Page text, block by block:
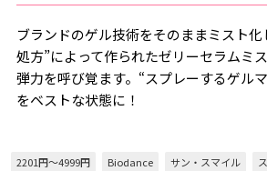
ブランドのゲル技術をそのままミスト
処方”によって作られたゼリーセラムミ
弾力を呼び覚ます。“スプレーするゲル
をベストな状態に！
2201円～4999円 Biodance サン・スマイル